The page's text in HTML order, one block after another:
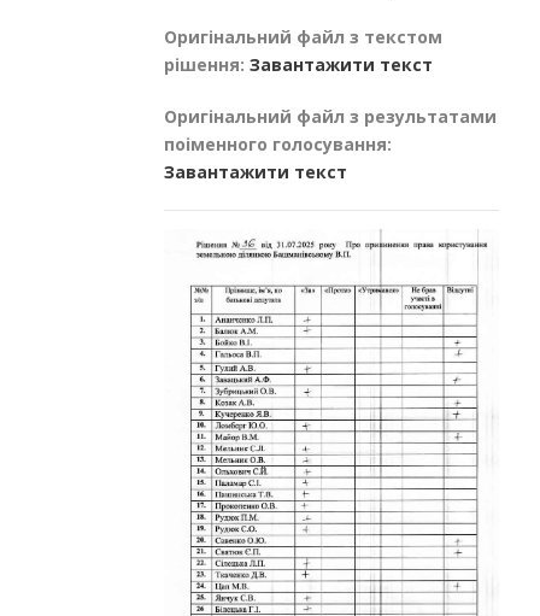
Оригінальний файл з текстом
рішення: Завантажити текст
Оригінальний файл з результатами
поіменного голосування:
Завантажити текст